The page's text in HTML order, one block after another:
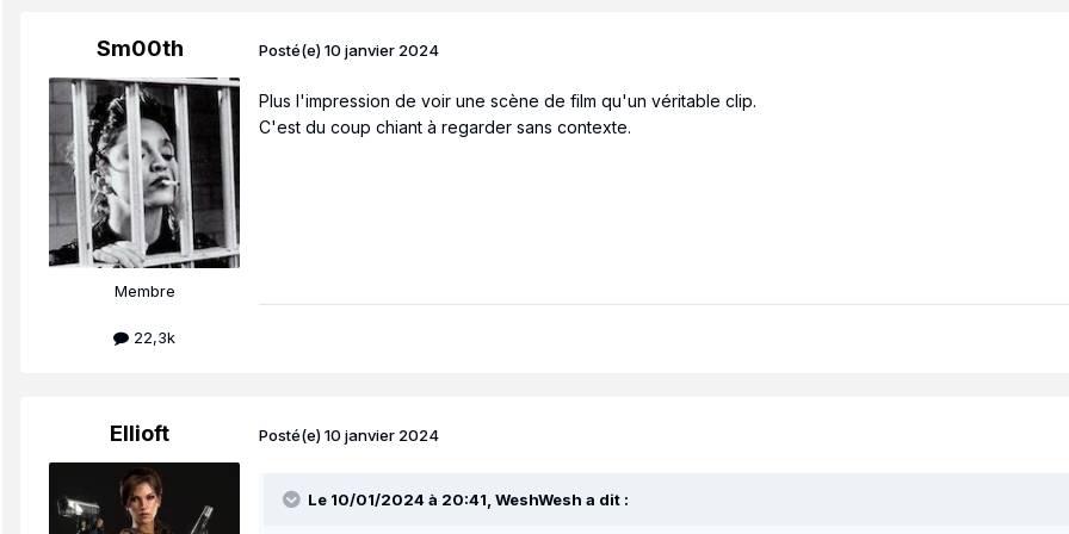
Sm00th
Membre
22,3k
Posté(e)10 janvier 2024
Plus l'impression de voir une scène de film qu'un véritable clip.
C'est du coup chiant à regarder sans contexte.
Ellioft Posté(e)10 janvier 2024
Le 10/01/2024 à 20:41, WeshWesh a dit :